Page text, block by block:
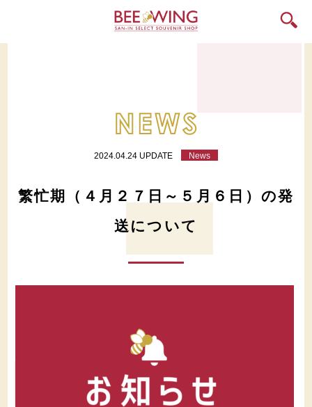
2024.04.24 UPDATE News
繁忙期（４月２７日～５月６日）の発
送について